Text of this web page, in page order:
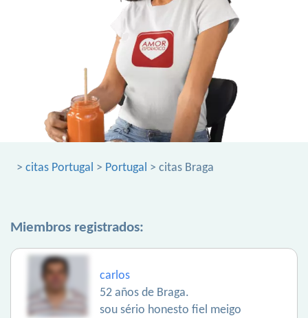
> citas Portugal > Portugal > citas Braga
Miembros registrados:
carlos
52 años de Braga.
sou sério honesto fiel meigo